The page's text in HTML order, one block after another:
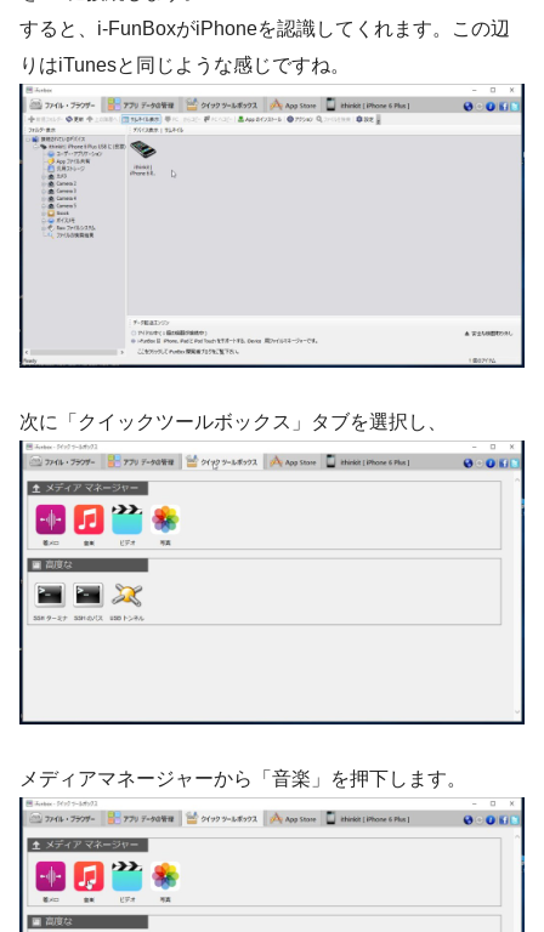
すると、i-FunBoxがiPhoneを認識してくれます。この辺
りはiTunesと同じような感じですね。
次に「クイックツールボックス」タブを選択し、
メディアマネージャーから「音楽」を押下します。